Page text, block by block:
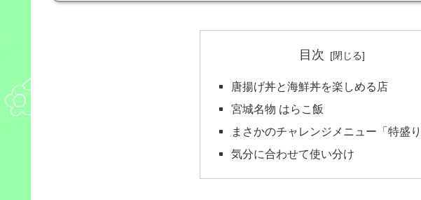
目次
唐揚げ丼と海鮮丼を楽しめる店
宮城名物 はらこ飯
まさかのチャレンジメニュー「特盛り
気分に合わせて使い分け